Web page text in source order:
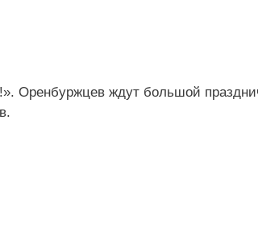
Оренбуржцев ждут большой